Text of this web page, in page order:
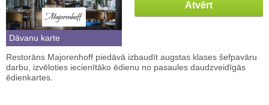
Dāvanu karte
Atvērt
Restorāns Majorenhoff piedāvā izbaudīt augstas klases šefpavāru
darbu, izvēloties iecienītāko ēdienu no pasaules daudzveidīgās
ēdienkartes.